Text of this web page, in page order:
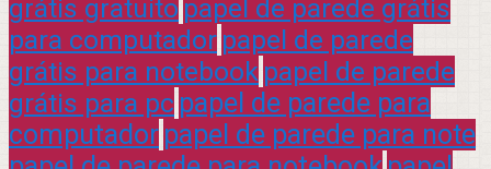
grátis gratuito papel de parede grátis
para computador papel de parede
grátis para notebook papel de parede
grátis para pc papel de parede para
computador papel de parede para note